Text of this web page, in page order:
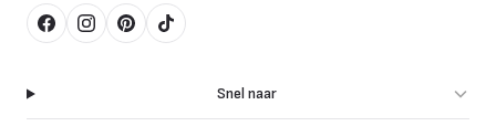
FacebookInstagram
Pinterest
TikTok
Snel naar